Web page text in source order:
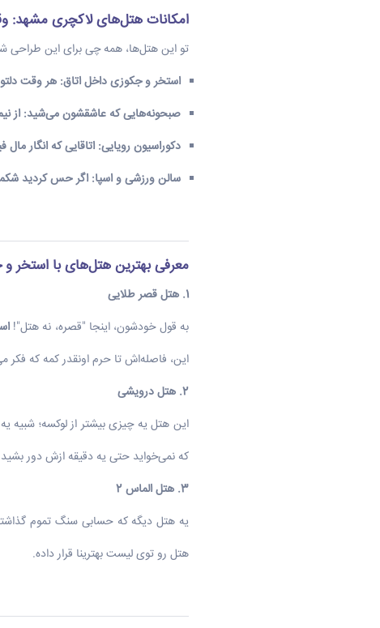
امکانات هتل‌های لاکچری مشهد:
تو این هتل‌ها، همه چی برای این طراحی
استخر و جکوزی داخل اتاق: هر وقت
صبحونه‌هایی که عاشقشون می‌شید: از
دکوراسیون رویایی: اتاقایی که انگار
سالن ورزشی و اسپا: اگر حس کردید
معرفی بهترین هتل‌های با استخر
1. هتل قصر طلایی
به قول خودشون، اینجا "قصره، نه هتل"!
این، فاصله‌اش تا حرم اونقدر کمه که
2. هتل درویشی
این هتل یه چیزی بیشتر از لوکسه؛ شبیه یه مرکز
که نمی‌خواید حتی یه دقیقه ازش دور
3. هتل الماس 2
یه هتل دیگه که حسابی سنگ تموم
هتل رو توی لیست بهترینا قرار داده.